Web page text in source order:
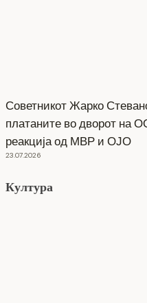
Советникот Жарко
платаните во дворот на
реакција од МВР и ОЈО
23.07.2026
Култура